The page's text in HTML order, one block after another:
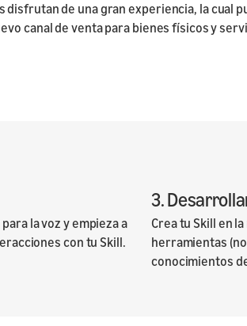
de una gran experiencia, la cual
canal de venta para bienes físicos y
la voz y empieza a
con tu Skill.
3.
Crea tu Skill en
herramientas
conocimientos